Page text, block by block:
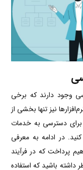
وجود دارند که برخی
نیز تنها بخشی از
برای دسترسی به خدمات
در ادامه به معرفی
پرداخت که در فرآیند
داشته باشید که استفاده